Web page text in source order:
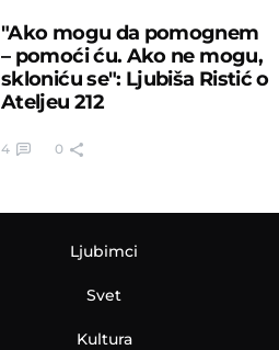
"Ako mogu da pomognem
– pomoći ću. Ako ne mogu,
skloniću se": Ljubiša Ristić o
Ateljeu 212
4 0
Ljubimci
Svet
Kultura